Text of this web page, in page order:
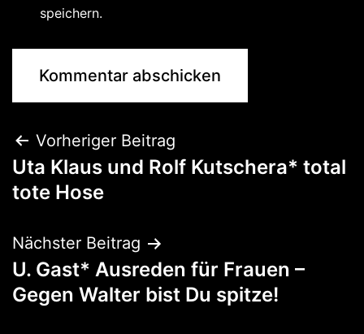
speichern.
Vorheriger Beitrag
Uta Klaus und Rolf Kutschera* total
tote Hose
Nächster Beitrag
U. Gast* Ausreden für Frauen –
Gegen Walter bist Du spitze!